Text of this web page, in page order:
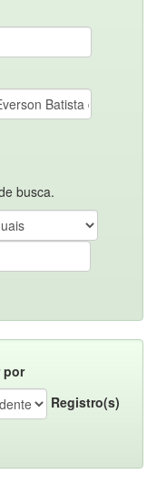
busca.
por
Registro(s)